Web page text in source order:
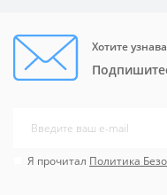
Хотите
Я прочитал Политика